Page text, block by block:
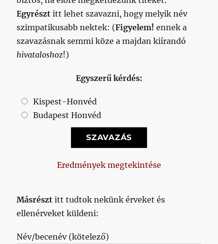
Egyrészt itt lehet szavazni, hogy melyik név
szimpatikusabb nektek: (Figyelem! ennek a
szavazásnak semmi köze a majdan kiírandó
hivataloshoz!)
Egyszerű kérdés:
Kispest-Honvéd
Budapest Honvéd
Eredmények megtekintése
Másrészt itt tudtok nekünk érveket és
ellenérveket küldeni:
Név/becenév (kötelező)